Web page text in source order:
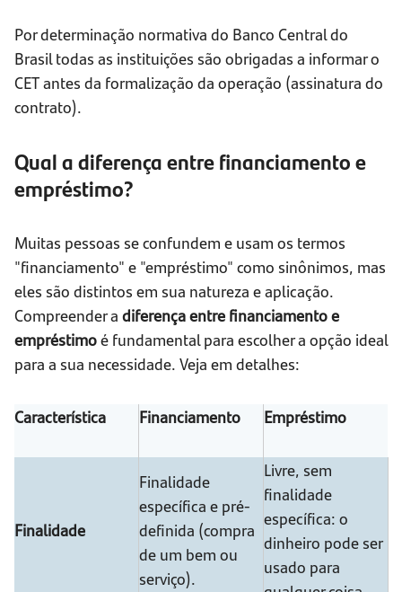
Por determinação normativa do Banco Central do
Brasil todas as instituições são obrigadas a informar o
CET antes da formalização da operação (assinatura do
contrato).
Qual a diferença entre financiamento e
empréstimo?
Muitas pessoas se confundem e usam os termos
"financiamento" e "empréstimo" como sinônimos, mas
eles são distintos em sua natureza e aplicação.
Compreender a diferença entre financiamento e
empréstimoé fundamental para escolher a opção ideal
para a sua necessidade. Veja em detalhes:
Característica Financiamento Empréstimo
Finalidade
Finalidade
específica e pré-
definida (compra
de um bem ou
serviço).
Livre, sem
finalidade
específica: o
dinheiro pode ser
usado para